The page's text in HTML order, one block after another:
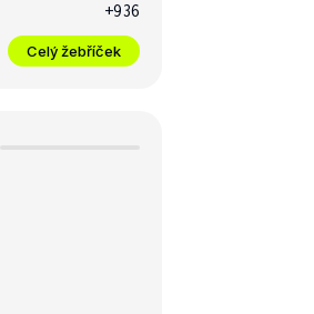
+936
Celý žebříček